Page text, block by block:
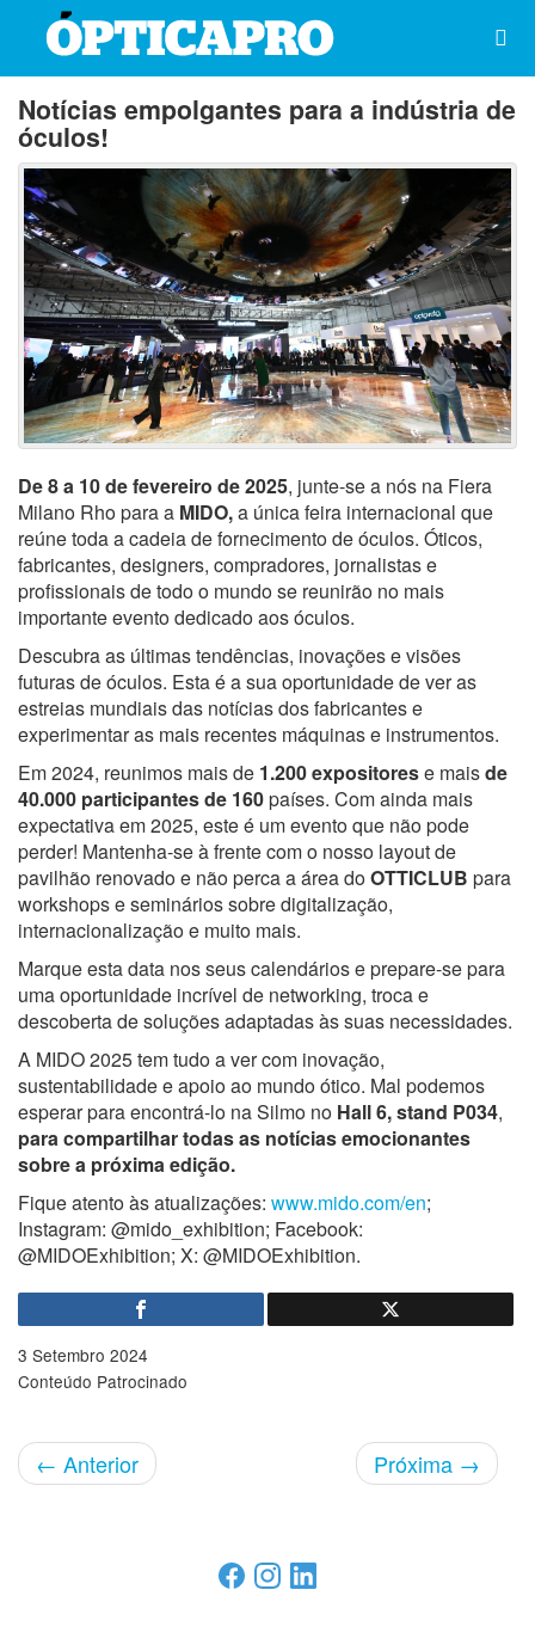
Notícias empolgantes para a indústria de
óculos!
De 8 a 10 de fevereiro de 2025, junte-se a nós na Fiera
Milano Rho para a MIDO,a única feira internacional que
reúne toda a cadeia de fornecimento de óculos. Óticos,
fabricantes, designers, compradores, jornalistas e
profissionais de todo o mundo se reunirão no mais
importante evento dedicado aos óculos.
Descubra as últimas tendências, inovações e visões
futuras de óculos. Esta é a sua oportunidade de ver as
estreias mundiais das notícias dos fabricantes e
experimentar as mais recentes máquinas e instrumentos.
Em 2024, reunimos mais de 1.200 expositorese maisde
40.000 participantes de 160países. Com ainda mais
expectativa em 2025, este é um evento que não pode
perder! Mantenha-se à frente com o nosso layout de
pavilhão renovado e não perca a área doOTTICLUB para
workshops e seminários sobre digitalização,
internacionalização e muito mais.
Marque esta data nos seus calendários e prepare-se para
uma oportunidade incrível de networking, troca e
descoberta de soluções adaptadas às suas necessidades.
A MIDO 2025 tem tudo a ver com inovação,
sustentabilidade e apoio ao mundo ótico. Mal podemos
esperar para encontrá-lo na Silmo no Hall 6, stand P034,
para compartilhar todas as notícias emocionantes
sobre a próxima edição.
Fique atento às atualizações: www.mido.com/en;
Instagram: @mido_exhibition; Facebook:
@MIDOExhibition; X: @MIDOExhibition.
3 Setembro 2024
Conteúdo Patrocinado
← Anterior Próxima →